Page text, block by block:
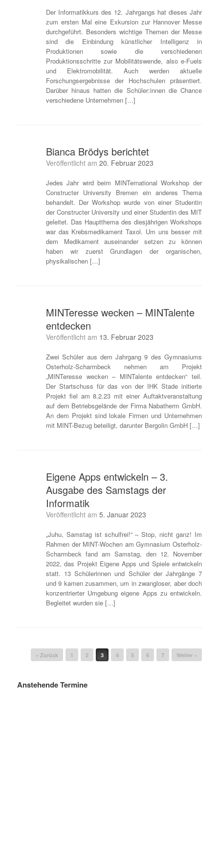
Der Informatikkurs des 12. Jahrgangs hat dieses Jahr
zum ersten Mal eine Exkursion zur Hannover Messe
durchgeführt. Besonders wichtige Themen der Messe
sind die Einbindung künstlicher Intelligenz in
Produktionen sowie die verschiedenen
Produktionsschritte zur Mobilitätswende, also e-Fuels
und Elektromobilität. Auch werden aktuelle
Forschungsergebnisse der Hochschulen präsentiert.
Darüber hinaus hatten die Schüler:innen die Chance
verschiedene Unternehmen […]
Bianca Brödys berichtet
Veröffentlicht am 20. Februar 2023
Jedes Jahr wird beim MINTernational Workshop der
Constructer University Bremen ein anderes Thema
behandelt. Der Workshop wurde von einer Studentin
der Constructer University und einer Studentin des MIT
geleitet. Das Hauptthema des diesjährigen Workshops
war das Krebsmedikament Taxol. Um uns besser mit
dem Medikament auseinander setzen zu können
haben wir zuerst Grundlagen der organischen,
physikalischen […]
MINTeresse wecken – MINTalente
entdecken
Veröffentlicht am 13. Februar 2023
Zwei Schüler aus dem Jahrgang 9 des Gymnasiums
Osterholz-Scharmbeck nehmen am Projekt
„MINTeresse wecken – MINTalente entdecken“ teil.
Der Startschuss für das von der IHK Stade initierte
Projekt fiel am 8.2.23 mit einer Auftaktveranstaltung
auf dem Betriebsgelände der Firma Nabatherm GmbH.
An dem Projekt sind lokale Firmen und Unternehmen
mit MINT-Bezug beteiligt, darunter Bergolin GmbH […]
Eigene Apps entwickeln – 3.
Ausgabe des Samstags der
Informatik
Veröffentlicht am 5. Januar 2023
„Juhu, Samstag ist schulfrei!“ – Stop, nicht ganz! Im
Rahmen der MINT-Wochen am Gymnasium Osterholz-
Scharmbeck fand am Samstag, den 12. November
2022, das Projekt Eigene Apps und Spiele entwickeln
statt. 13 Schülerinnen und Schüler der Jahrgänge 7
und 9 kamen zusammen, um in zwangloser, aber doch
konzentrierter Umgebung eigene Apps zu entwickeln.
Begleitet wurden sie […]
Beitragsnavigation
« Zurück 1 2 3 4 5 6 7 Weiter »
Anstehende Termine